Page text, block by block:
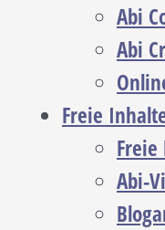
Abi
Abi
Freie
Freie
Abi-